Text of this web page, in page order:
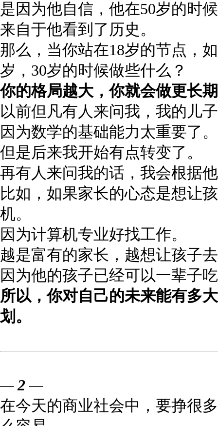
是因为他自信，他在50岁的时
来自于他看到了历史。
那么，当你站在18岁的节点，
岁，30岁的时候做些什么？
你的格局越大，你就会做更长
以前但凡有人来问我，我的儿
因为数学的基础能力太重要了。
但是后来我开始有点转变了。
再有人来问我的话，我会根据
比如，如果家长的心态是想让
机。
因为计算机专业好找工作。
越是富有的家长，越想让孩子
因为他的孩子已经可以一辈子
所以，你对自己的未来能有多
划。
— 2 —
在今天的商业社会中，要挣很